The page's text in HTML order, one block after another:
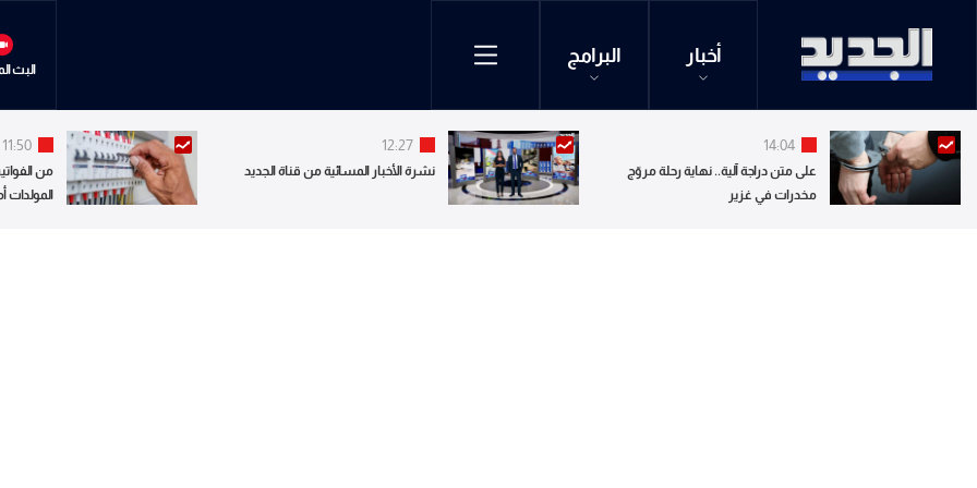
أخبار البرامج
البث
14:04
على متن دراجة آلية.. نهاية رحلة مروّج
مخدرات في غزير
12:27
نشرة الأخبار المسائية من قناة الجديد
11:50
من
المولدات